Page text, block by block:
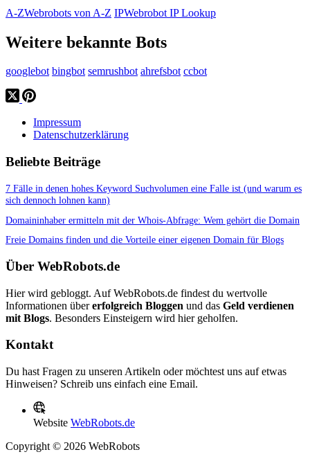
A-ZWebrobots von A-Z IPWebrobot IP Lookup
Weitere bekannte Bots
googlebot bingbot semrushbot ahrefsbot ccbot
Impressum
Datenschutzerklärung
Beliebte Beiträge
7 Fälle in denen hohes Keyword Suchvolumen eine Falle ist (und warum es
sich dennoch lohnen kann)
Domaininhaber ermitteln mit der Whois-Abfrage: Wem gehört die Domain
Freie Domains finden und die Vorteile einer eigenen Domain für Blogs
Über WebRobots.de
Hier wird gebloggt. Auf WebRobots.de findest du wertvolle
Informationen übererfolgreich Bloggen und das Geld verdienen
mit Blogs. Besonders Einsteigern wird hier geholfen.
Kontakt
Du hast Fragen zu unseren Artikeln oder möchtest uns auf etwas
Hinweisen? Schreib uns einfach eine Email.
Website WebRobots.de
Copyright © 2026 WebRobots